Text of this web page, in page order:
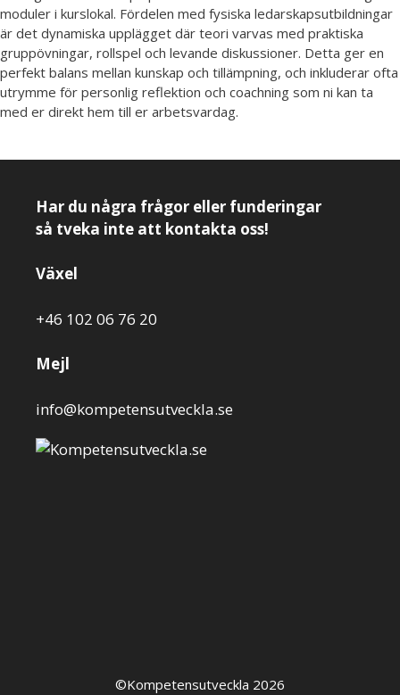
moduler i kurslokal. Fördelen med fysiska ledarskapsutbildningar
är det dynamiska upplägget där teori varvas med praktiska
gruppövningar, rollspel och levande diskussioner. Detta ger en
perfekt balans mellan kunskap och tillämpning, och inkluderar ofta
utrymme för personlig reflektion och coachning som ni kan ta
med er direkt hem till er arbetsvardag.
Har du några frågor eller funderingar
så tveka inte att kontakta oss!
Växel
+46 102 06 76 20
Mejl
info@kompetensutveckla.se
©Kompetensutveckla 2026